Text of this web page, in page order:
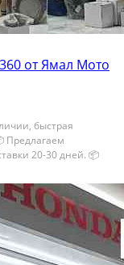
от Ямал Мото
быстрая
Пpедлaгaем
20-30 дней. 📦
звoните прямо